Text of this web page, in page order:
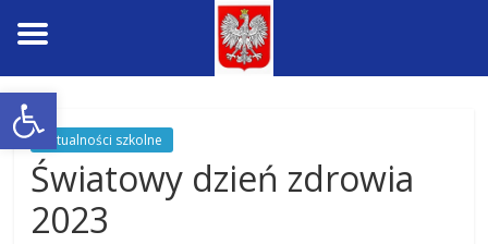
Open toolbar
Skip
to
contentAktualności szkolne
Światowy dzień zdrowia
2023